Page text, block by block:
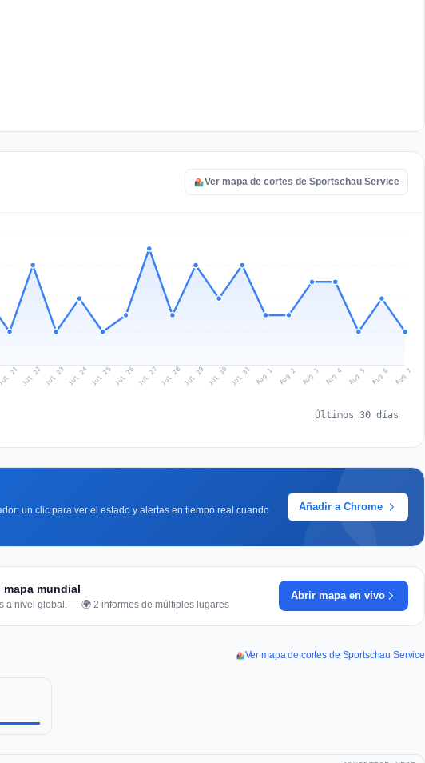
Ver mapa de cortes de Sportschau Service
21 Jul 22 Jul 23 Jul 24 Jul 25 Jul 26Jul 27 Jul 28Jul 29 Jul 30 Jul 31 Aug 1 Aug 2 Aug 3 Aug 4 Aug 5 Aug 6 Aug 7
Últimos 30 días
un clic para ver el estado y alertas en tiempo real cuando
Añadir a Chrome
mundial
a nivel global. — 🌍 2 informes de múltiples lugares
Abrir mapa en vivo
Ver mapa de cortes de Sportschau Service